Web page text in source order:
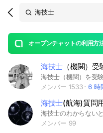
Search
OpenChats
messages
search
area
オープンチャットの利用方
open
海技士 （機関）
メンバー 1533
6 時
海技士(航海)質問
海技士のわからない
メンバー 99